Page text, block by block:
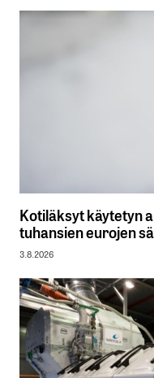
Kotiläksyt käytetyn
tuhansien eurojen
3.8.2026